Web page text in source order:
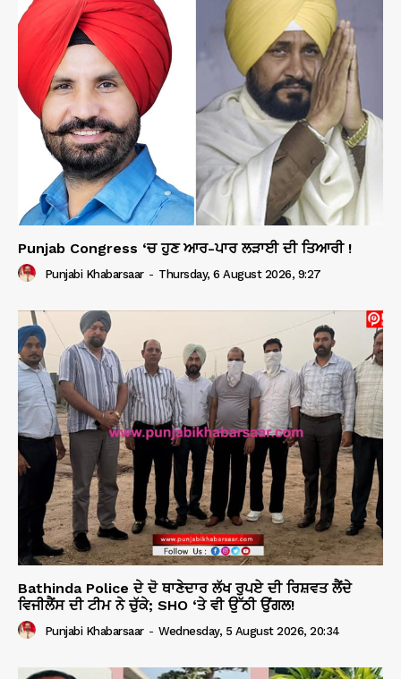
Punjab Congress ‘ਚ ਹੁਣ ਆਰ-ਪਾਰ ਲੜਾਈ ਦੀ ਤਿਆਰੀ !
Punjabi Khabarsaar - Thursday, 6 August 2026, 9:27
Bathinda Police ਦੇ ਦੋ ਥਾਣੇਦਾਰ ਲੱਖ ਰੁਪਏ ਦੀ ਰਿਸ਼ਵਤ ਲੈਂਦੇ
ਵਿਜੀਲੈਂਸ ਦੀ ਟੀਮ ਨੇ ਚੁੱਕੇ; SHO ‘ਤੇ ਵੀ ਉੱਠੀ ਉਂਗਲ!
Punjabi Khabarsaar - Wednesday, 5 August 2026, 20:34